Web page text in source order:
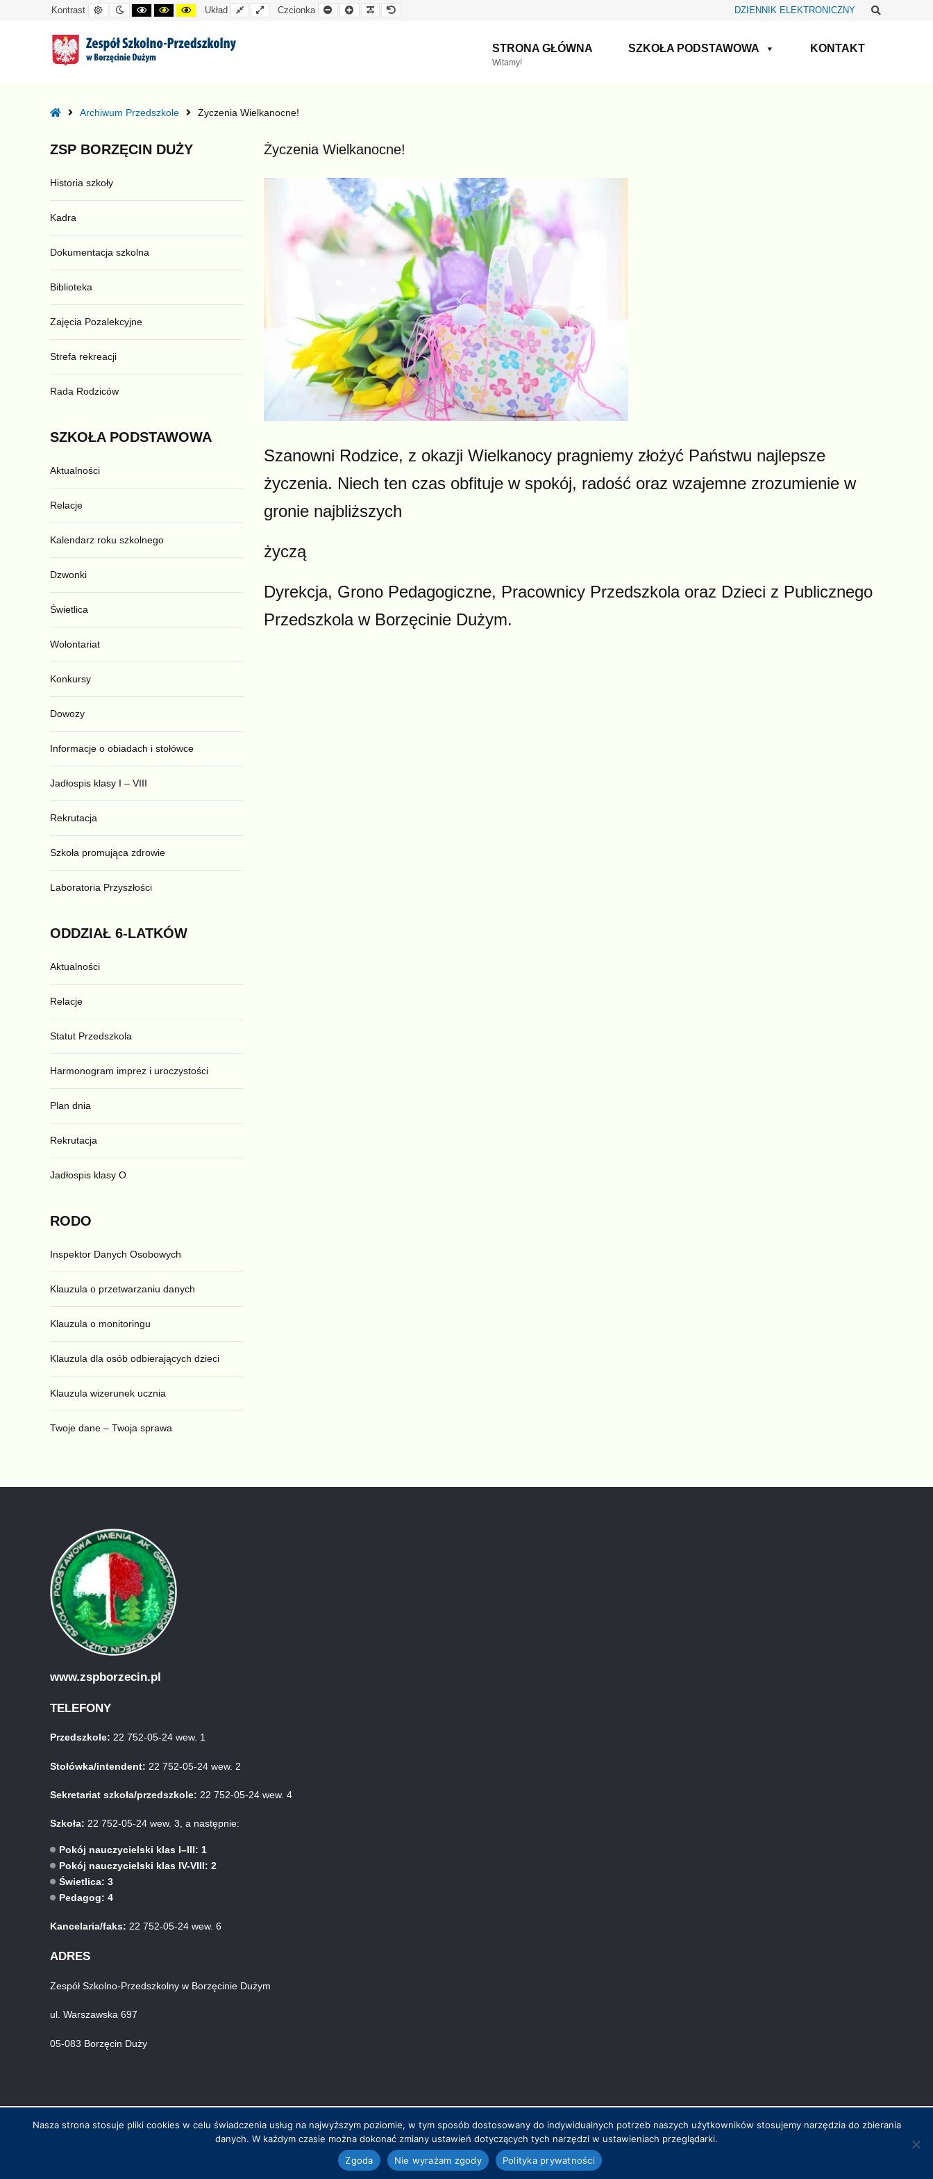
Kontrast
Kontrast
domyślny
Tryb
nocny
Kontrast
czarno-
Kontrast
czarno-
Kontrast
żółto-
Układ
Układ
standardowy
Układ
szeroki
Czcionka
Mniejsza
czcionka
Większa
czcionka
Czytelna
czcionkaczcionka
DZIENNIK ELEKTRONICZNY
STRONA GŁÓWNA
Witamy!
SZKOŁA PODSTAWOWA KONTAKT
HomeArchiwum Przedszkole Życzenia Wielkanocne!
Życzenia Wielkanocne!
Szanowni Rodzice, z okazji Wielkanocy pragniemy złożyć Państwu najlepsze
życzenia. Niech ten czas obfituje w spokój, radość oraz wzajemne zrozumienie w
gronie najbliższych
życzą
Dyrekcja, Grono Pedagogiczne, Pracownicy Przedszkola oraz Dzieci z Publicznego
Przedszkola w Borzęcinie Dużym.
ZSP BORZĘCIN DUŻY
Historia szkoły
Kadra
Dokumentacja szkolna
Biblioteka
Zajęcia Pozalekcyjne
Strefa rekreacji
Rada Rodziców
SZKOŁA PODSTAWOWA
Aktualności
Relacje
Kalendarz roku szkolnego
Dzwonki
Świetlica
Wolontariat
Konkursy
Dowozy
Informacje o obiadach i stołówce
Jadłospis klasy I – VIII
Rekrutacja
Szkoła promująca zdrowie
Laboratoria Przyszłości
ODDZIAŁ 6-LATKÓW
Aktualności
Relacje
Statut Przedszkola
Harmonogram imprez i uroczystości
Plan dnia
Rekrutacja
Jadłospis klasy O
RODO
Inspektor Danych Osobowych
Klauzula o przetwarzaniu danych
Klauzula o monitoringu
Klauzula dla osób odbierających dzieci
Klauzula wizerunek ucznia
Twoje dane – Twoja sprawa
www.zspborzecin.pl
TELEFONY
Przedszkole: 22 752-05-24 wew. 1
Stołówka/intendent: 22 752-05-24 wew. 2
Sekretariat szkoła/przedszkole: 22 752-05-24 wew. 4
Szkoła: 22 752-05-24 wew. 3, a następnie:
Pokój nauczycielski klas I–III: 1
Pokój nauczycielski klas IV-VIII: 2
Świetlica: 3
Pedagog: 4
Kancelaria/faks: 22 752-05-24 wew. 6
ADRES
Zespół Szkolno-Przedszkolny w Borzęcinie Dużym
ul. Warszawska 697
05-083 Borzęcin Duży
© Wszystkie prawa zastrzeżone. Hosting i wykonanie skynet.net.pl
Nasza strona stosuje pliki cookies w celu świadczenia usług na najwyższym poziomie, w tym sposób dostosowany do indywidualnych potrzeb naszych użytkowników stosujemy narzędzia do zbierania
danych. W każdym czasie można dokonać zmiany ustawień dotyczących tych narzędzi w ustawieniach przeglądarki.
Zgoda
Nie wyrażam zgody Polityka prywatności